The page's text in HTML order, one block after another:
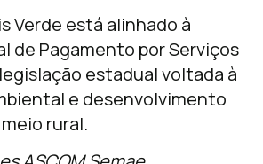
Verde está alinhado à
de Pagamento por Serviços
estadual voltada à
e desenvolvimento
rural.